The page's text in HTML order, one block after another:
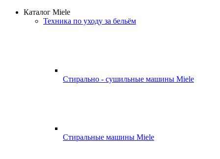
Каталог Miele
Техника по уходу за бельём
Стирально - сушильные машины Miele
Стиральные машины Miele